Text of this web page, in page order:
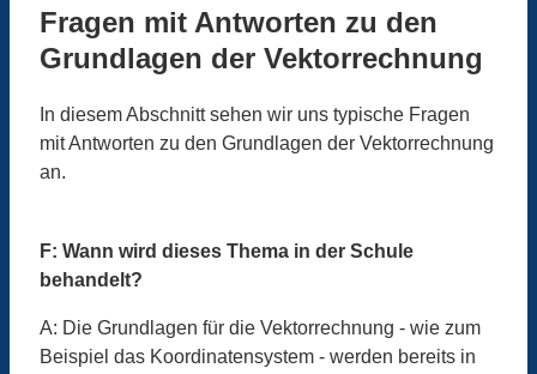
Fragen mit Antworten zu den
Grundlagen der Vektorrechnung
In diesem Abschnitt sehen wir uns typische Fragen
mit Antworten zu den Grundlagen der Vektorrechnung
an.
F: Wann wird dieses Thema in der Schule
behandelt?
A: Die Grundlagen für die Vektorrechnung - wie zum
Beispiel das Koordinatensystem - werden bereits in